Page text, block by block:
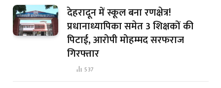
देहरादून में स्कूल बना रणक्षेत्र!
प्रधानाध्यापिका समेत 3 शिक्षकों की
पिटाई, आरोपी मोहम्मद सरफराज
गिरफ्तार
537